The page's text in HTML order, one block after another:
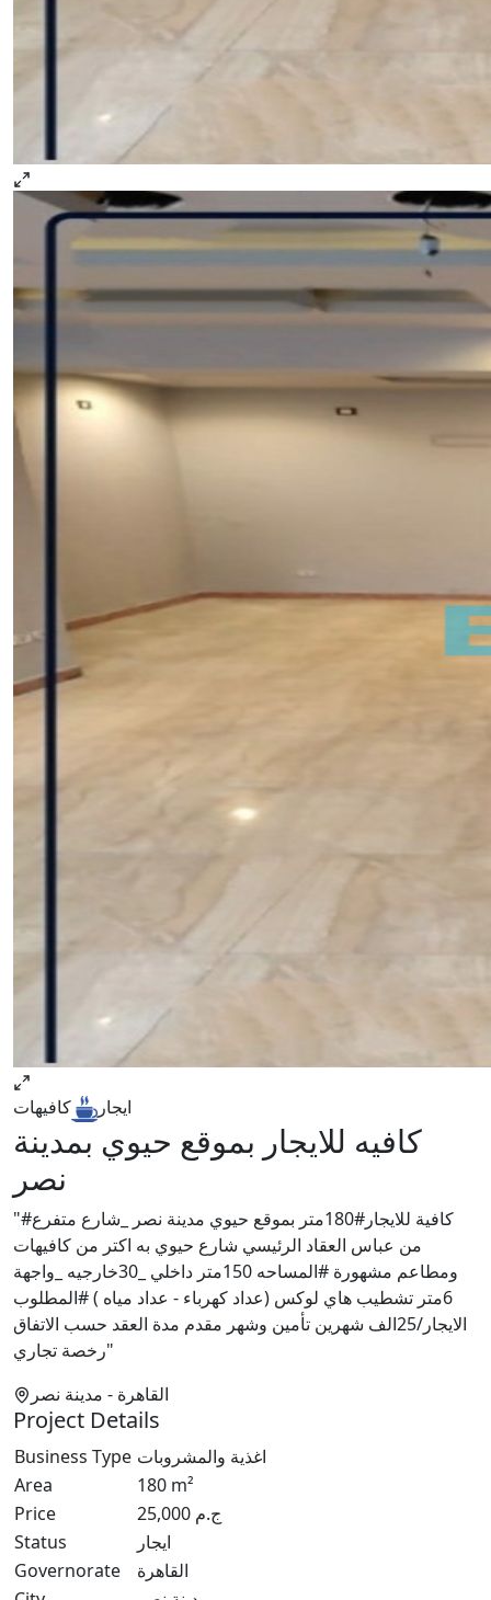
ايجار كافيهات
كافيه للايجار بموقع حيوي بمدينة
نصر
"#كافية للايجار#180متر بموقع حيوي مدينة نصر _شارع متفرع
من عباس العقاد الرئيسي شارع حيوي به اكتر من كافيهات
ومطاعم مشهورة #المساحه 150متر داخلي _30خارجيه _واجهة
6متر تشطيب هاي لوكس (عداد كهرباء - عداد مياه ) #المطلوب
الايجار/25الف شهرين تأمين وشهر مقدم مدة العقد حسب الاتفاق
رخصة تجاري"
القاهرة - مدينة نصر
Project Details
Business Type اغذية والمشروبات
Area
180 m²
Price
25,000 ج.م
Status
ايجار
Governorate
القاهرة